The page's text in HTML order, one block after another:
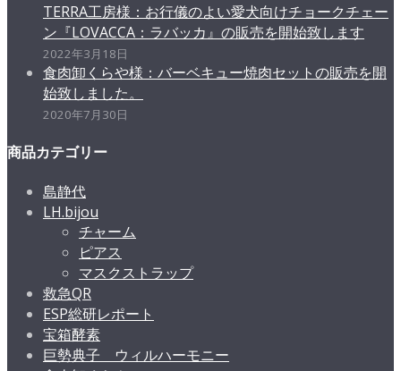
TERRA工房様：お行儀のよい愛犬向けチョークチェー
ン『LOVACCA：ラバッカ』の販売を開始致します
2022年3月18日
食肉卸くらや様：バーベキュー焼肉セットの販売を開
始致しました。
2020年7月30日
商品カテゴリー
島静代
LH.bijou
チャーム
ピアス
マスクストラップ
救急QR
ESP総研レポート
宝箱酵素
巨勢典子 ウィルハーモニー